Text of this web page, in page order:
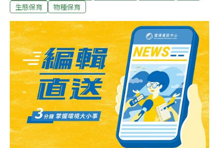
成為這些人重要的蛋白質來源，因此又被稱之為「窮人的
肉」。位於印度的國際熱帶半乾旱地區農業作物研究所
（ICRISAT），是致力於樹豆研究及推廣的重要機構，也
是聯合國推動豆類年活動的幕後推手。國際上樹豆稱呼語
彙達792種植物分類系統上，樹豆屬於豆科
（Leguminosae），菜豆族（Phaseoleae），樹豆亞族
（Cajaninae），樹豆屬（Cajanus Adans.）。全球樹豆
屬植物總計32種，樹豆（Cajanus cajan
生態保育
物種保育